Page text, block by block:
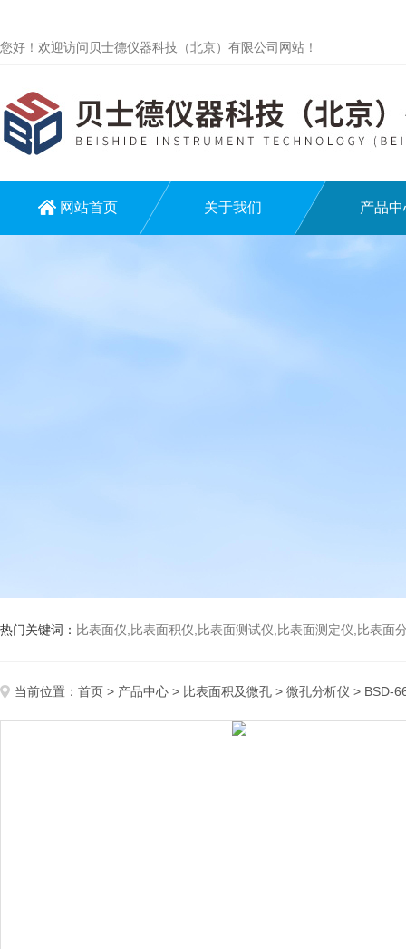
您好！欢迎访问贝士德仪器科技（北京）有限公司网站！
网站首页 关于我们 产品中
热门关键词： 比表面仪,比表面积仪,比表面测试仪,比表面测定仪,比表面分析仪,比表
当前位置： 首页 > 产品中心 > 比表面积及微孔 > 微孔分析仪 > BSD-